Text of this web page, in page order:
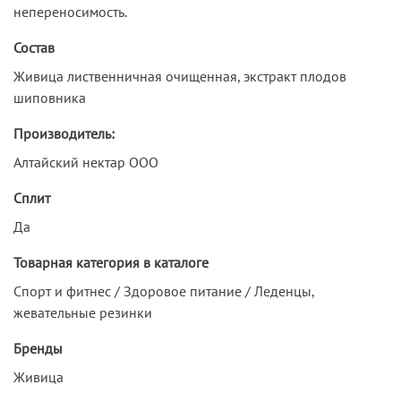
непереносимость.
Состав
Живица лиственничная очищенная, экстракт плодов
шиповника
Производитель:
Алтайский нектар ООО
Сплит
Да
Товарная категория в каталоге
Спорт и фитнес / Здоровое питание / Леденцы,
жевательные резинки
Бренды
Живица